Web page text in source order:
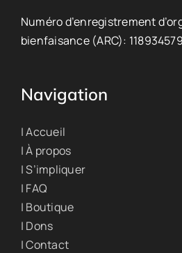
Numéro d’enregistrement
bienfaisance (ARC):
Navigation
| Accueil
| À propos
| S’impliquer
| FAQ
| Boutique
| Dons
| Contact